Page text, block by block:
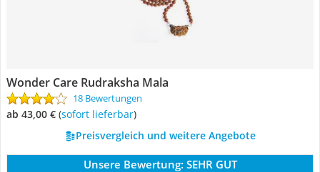
Wonder Care Rudraksha Mala
18 Bewertungen
ab 43,00 € ( Sofort lieferbar)
Preisvergleich und weitere Angebote
Unsere Bewertung: SEHR GUT